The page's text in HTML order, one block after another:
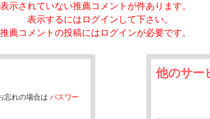
表示されていない推薦コメントが件あります。
表示するにはログインして下さい。
推薦コメントの投稿にはログインが必要です。
忘れの場合は パスワー
他のサー